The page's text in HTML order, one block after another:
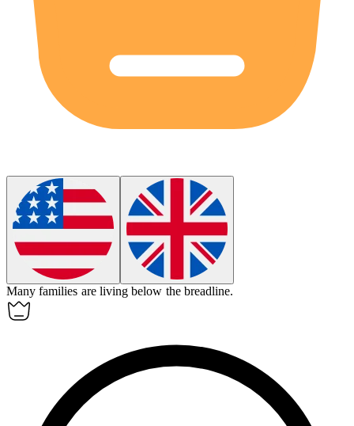
Many families are living below the breadline.